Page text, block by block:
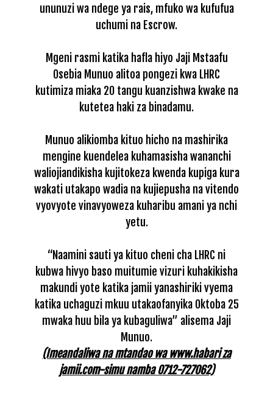
ununuzi wa ndege ya rais, mfuko wa kufufua
uchumi na Escrow.
Mgeni rasmi katika hafla hiyo Jaji Mstaafu
Osebia Munuo alitoa pongezi kwa LHRC
kutimiza miaka 20 tangu kuanzishwa kwake na
kutetea haki za binadamu.
Munuo alikiomba kituo hicho na mashirika
mengine kuendelea kuhamasisha wananchi
waliojiandikisha kujitokeza kwenda kupiga kura
wakati utakapo wadia na kujiepusha na vitendo
vyovyote vinavyoweza kuharibu amani ya nchi
yetu.
“Naamini sauti ya kituo cheni cha LHRC ni
kubwa hivyo baso muitumie vizuri kuhakikisha
makundi yote katika jamii yanashiriki vyema
katika uchaguzi mkuu utakaofanyika Oktoba 25
mwaka huu bila ya kubaguliwa” alisema Jaji
Munuo.
(Imeandaliwa na mtandao wa www.habari za
jamii.com-simu namba 0712-727062)